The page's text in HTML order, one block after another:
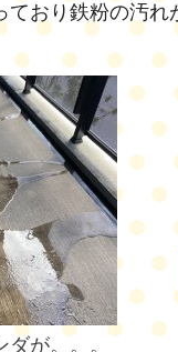
おり鉄粉の汚れ
が。。。